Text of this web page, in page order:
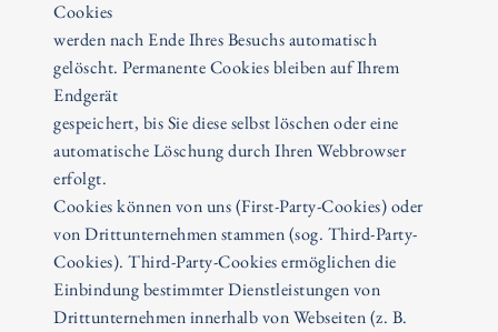
Cookies
werden nach Ende Ihres Besuchs automatisch
gelöscht. Permanente Cookies bleiben auf Ihrem
Endgerät
gespeichert, bis Sie diese selbst löschen oder eine
automatische Löschung durch Ihren Webbrowser
erfolgt.
Cookies können von uns (First-Party-Cookies) oder
von Drittunternehmen stammen (sog. Third-Party-
Cookies). Third-Party-Cookies ermöglichen die
Einbindung bestimmter Dienstleistungen von
Drittunternehmen innerhalb von Webseiten (z. B.